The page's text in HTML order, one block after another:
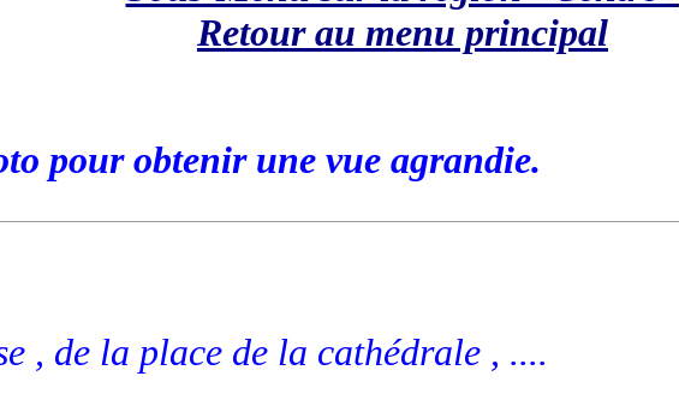
Retour au menu principal
pour obtenir une vue agrandie.
, de la place de la cathédrale , ....